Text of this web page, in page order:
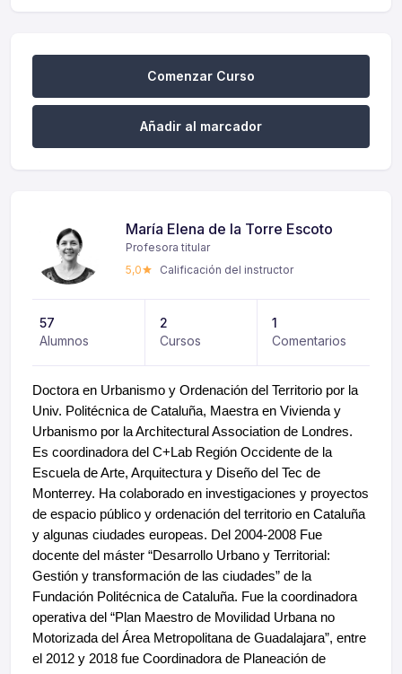
Comenzar Curso
Añadir al marcador
María Elena de la Torre Escoto
Profesora titular
5,0
Calificación del instructor
57
Alumnos
2
Cursos
1
Comentarios
Doctora en Urbanismo y Ordenación del Territorio por la
Univ. Politécnica de Cataluña, Maestra en Vivienda y
Urbanismo por la Architectural Association de Londres.
Es coordinadora del C+Lab Región Occidente de la
Escuela de Arte, Arquitectura y Diseño del Tec de
Monterrey. Ha colaborado en investigaciones y proyectos
de espacio público y ordenación del territorio en Cataluña
y algunas ciudades europeas. Del 2004-2008 Fue
docente del máster “Desarrollo Urbano y Territorial:
Gestión y transformación de las ciudades” de la
Fundación Politécnica de Cataluña. Fue la coordinadora
operativa del “Plan Maestro de Movilidad Urbana no
Motorizada del Área Metropolitana de Guadalajara”, entre
el 2012 y 2018 fue Coordinadora de Planeación de